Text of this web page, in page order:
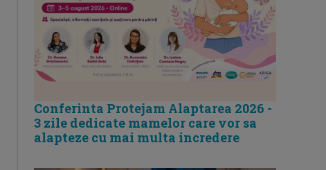
Conferinta Protejam Alaptarea 2026 -
3 zile dedicate mamelor care vor sa
alapteze cu mai multa incredere